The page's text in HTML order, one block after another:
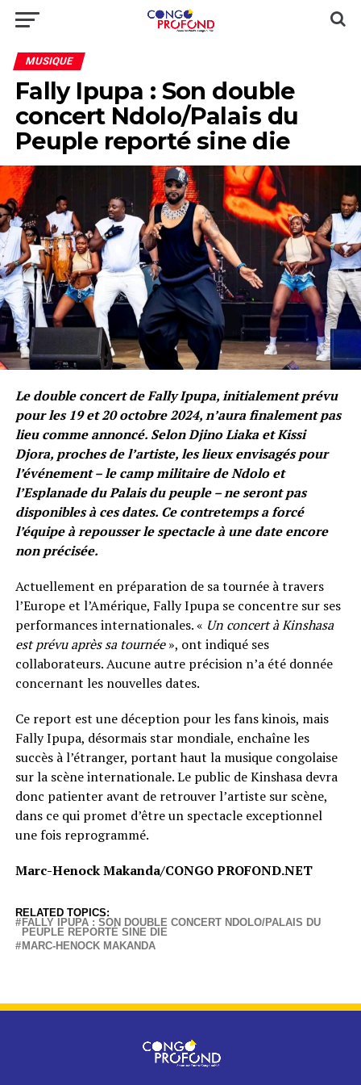
MUSIQUE
Fally Ipupa : Son double
concert Ndolo/Palais du
Peuple reporté sine die
Le double concert de Fally Ipupa, initialement prévu
pour les 19 et 20 octobre 2024, n’aura finalement pas
lieu comme annoncé. Selon Djino Liaka et Kissi
Djora, proches de l’artiste, les lieux envisagés pour
l’événement – le camp militaire de Ndolo et
l’Esplanade du Palais du peuple – ne seront pas
disponibles à ces dates. Ce contretemps a forcé
l’équipe à repousser le spectacle à une date encore
non précisée.
Actuellement en préparation de sa tournée à travers
l’Europe et l’Amérique, Fally Ipupa se concentre sur ses
performances internationales. « Un concert à Kinshasa
est prévu après sa tournée», ont indiqué ses
collaborateurs. Aucune autre précision n’a été donnée
concernant les nouvelles dates.
Ce report est une déception pour les fans kinois, mais
Fally Ipupa, désormais star mondiale, enchaîne les
succès à l’étranger, portant haut la musique congolaise
sur la scène internationale. Le public de Kinshasa devra
donc patienter avant de retrouver l’artiste sur scène,
dans ce qui promet d’être un spectacle exceptionnel
une fois reprogrammé.
Marc-Henock Makanda/CONGO PROFOND.NET
RELATED TOPICS:
FALLY IPUPA : SON DOUBLE CONCERT NDOLO/PALAIS DU
PEUPLE REPORTÉ SINE DIE
MARC-HENOCK MAKANDA